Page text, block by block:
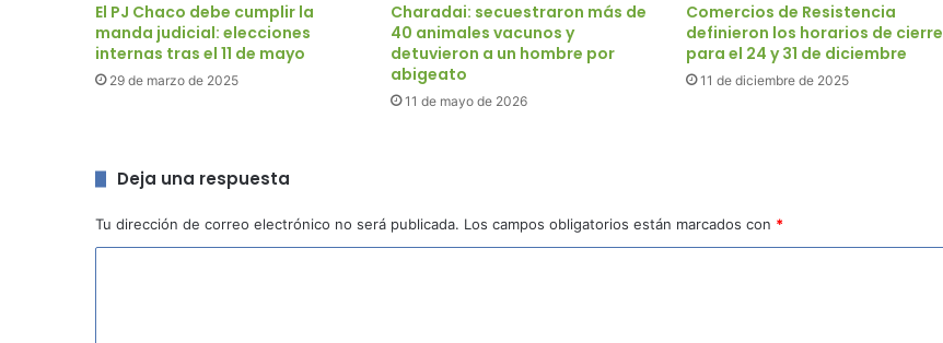
El PJ Chaco debe cumplir la
manda judicial: elecciones
internas tras el 11 de mayo
29 de marzo de 2025
Charadai: secuestraron más de
40 animales vacunos y
detuvieron a un hombre por
abigeato
11 de mayo de 2026
Comercios de Resistencia
definieron los horarios de cierre
para el 24 y 31 de diciembre
11 de diciembre de 2025
Deja una respuesta
Tu dirección de correo electrónico no será publicada. Los campos obligatorios están marcados con *